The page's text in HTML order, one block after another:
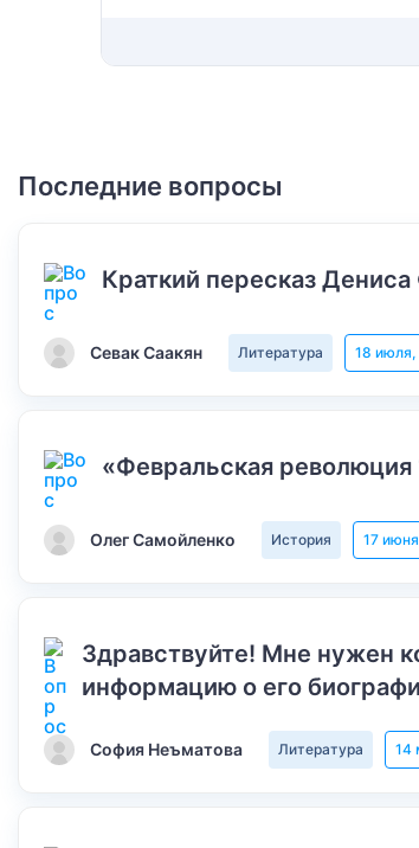
Последние вопросы
Краткий пересказ
Севак Саакян Литература 18 июля,
«Февральская революция
Олег Самойленко История 17
Здравствуйте! Мне нужен
информацию о его
София Неъматова Литература 14